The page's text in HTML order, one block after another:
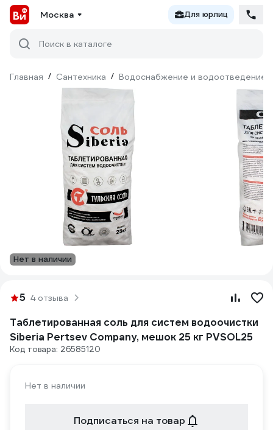
Москва Для юрлиц
Поиск в каталоге
Главная / Сантехника / Водоснабжение и водоотведение
Нет в наличии
5 4 отзыва
Таблетированная соль для систем водоочистки
Siberia Pertsev Company, мешок 25 кг PVSOL25
Код товара: 26585120
Нет в наличии
Подписаться на товар